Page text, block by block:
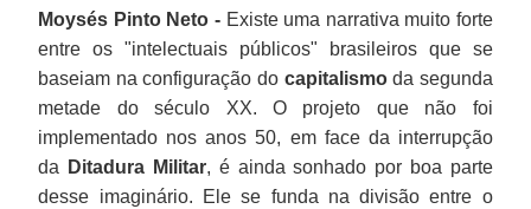
Moysés Pinto Neto -Existe uma narrativa muito forte
entre os "intelectuais públicos" brasileiros que se
baseiam na configuração do capitalismoda segunda
metade do século XX. O projeto que não foi
implementado nos anos 50, em face da interrupção
da
Ditadura Militar, é ainda sonhado por boa parte
desse imaginário. Ele se funda na divisão entre o